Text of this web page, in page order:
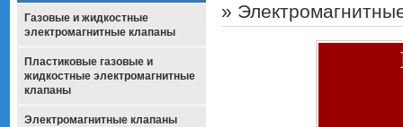
Газовые и жидкостные
электромагнитные клапаны
Пластиковые газовые и
жидкостные электромагнитные
клапаны
Электромагнитные клапаны
»